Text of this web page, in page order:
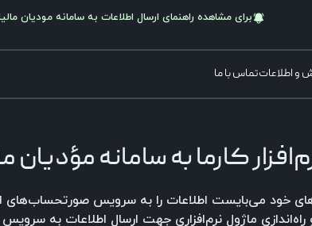
برای مشاهده راهنمای ارسال اطلاعات به سامانه مودیان
و اطلاعاتتماس با ما
کارما به سامانه مؤدیان